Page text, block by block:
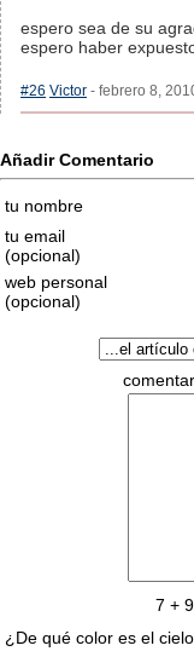
espero sea de su
espero haber
#26 Victor - febrero 8,
Añadir Comentario
tu nombre
tu email
(opcional)
web personal
(opcional)
7 +
¿De qué color es el